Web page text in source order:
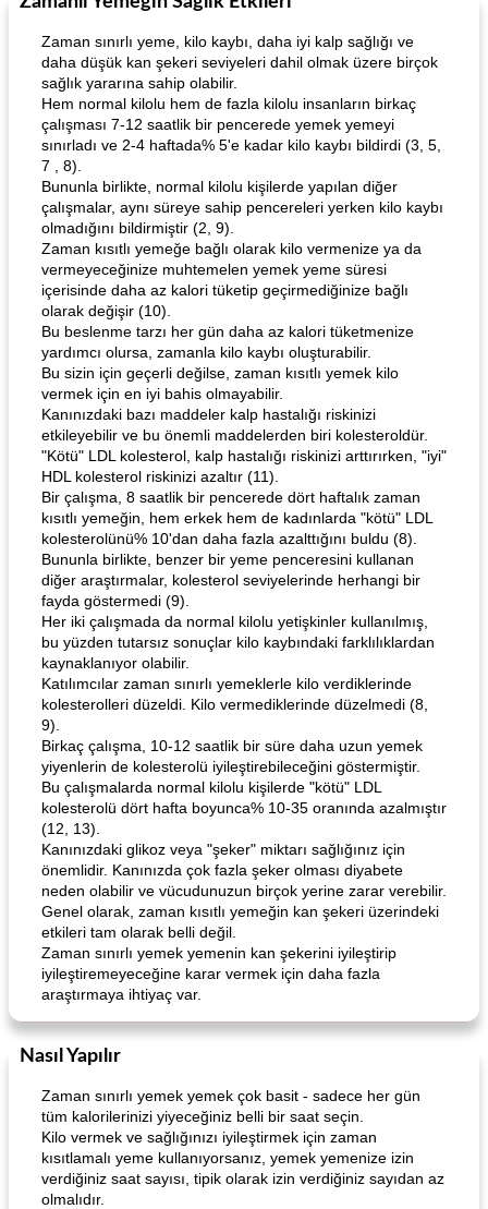
Zaman sınırlı yeme, kilo kaybı, daha iyi kalp sağlığı ve
daha düşük kan şekeri seviyeleri dahil olmak üzere birçok
sağlık yararına sahip olabilir.
Hem normal kilolu hem de fazla kilolu insanların birkaç
çalışması 7-12 saatlik bir pencerede yemek yemeyi
sınırladı ve 2-4 haftada% 5'e kadar kilo kaybı bildirdi (3, 5,
7 , 8).
Bununla birlikte, normal kilolu kişilerde yapılan diğer
çalışmalar, aynı süreye sahip pencereleri yerken kilo kaybı
olmadığını bildirmiştir (2, 9).
Zaman kısıtlı yemeğe bağlı olarak kilo vermenize ya da
vermeyeceğinize muhtemelen yemek yeme süresi
içerisinde daha az kalori tüketip geçirmediğinize bağlı
olarak değişir (10).
Bu beslenme tarzı her gün daha az kalori tüketmenize
yardımcı olursa, zamanla kilo kaybı oluşturabilir.
Bu sizin için geçerli değilse, zaman kısıtlı yemek kilo
vermek için en iyi bahis olmayabilir.
Kanınızdaki bazı maddeler kalp hastalığı riskinizi
etkileyebilir ve bu önemli maddelerden biri kolesteroldür.
"Kötü" LDL kolesterol, kalp hastalığı riskinizi arttırırken, "iyi"
HDL kolesterol riskinizi azaltır (11).
Bir çalışma, 8 saatlik bir pencerede dört haftalık zaman
kısıtlı yemeğin, hem erkek hem de kadınlarda "kötü" LDL
kolesterolünü% 10'dan daha fazla azalttığını buldu (8).
Bununla birlikte, benzer bir yeme penceresini kullanan
diğer araştırmalar, kolesterol seviyelerinde herhangi bir
fayda göstermedi (9).
Her iki çalışmada da normal kilolu yetişkinler kullanılmış,
bu yüzden tutarsız sonuçlar kilo kaybındaki farklılıklardan
kaynaklanıyor olabilir.
Katılımcılar zaman sınırlı yemeklerle kilo verdiklerinde
kolesterolleri düzeldi. Kilo vermediklerinde düzelmedi (8,
9).
Birkaç çalışma, 10-12 saatlik bir süre daha uzun yemek
yiyenlerin de kolesterolü iyileştirebileceğini göstermiştir.
Bu çalışmalarda normal kilolu kişilerde "kötü" LDL
kolesterolü dört hafta boyunca% 10-35 oranında azalmıştır
(12, 13).
Kanınızdaki glikoz veya "şeker" miktarı sağlığınız için
önemlidir. Kanınızda çok fazla şeker olması diyabete
neden olabilir ve vücudunuzun birçok yerine zarar verebilir.
Genel olarak, zaman kısıtlı yemeğin kan şekeri üzerindeki
etkileri tam olarak belli değil.
Zaman sınırlı yemek yemenin kan şekerini iyileştirip
iyileştiremeyeceğine karar vermek için daha fazla
araştırmaya ihtiyaç var.
Nasıl Yapılır
Zaman sınırlı yemek yemek çok basit - sadece her gün
tüm kalorilerinizi yiyeceğiniz belli bir saat seçin.
Kilo vermek ve sağlığınızı iyileştirmek için zaman
kısıtlamalı yeme kullanıyorsanız, yemek yemenize izin
verdiğiniz saat sayısı, tipik olarak izin verdiğiniz sayıdan az
olmalıdır.